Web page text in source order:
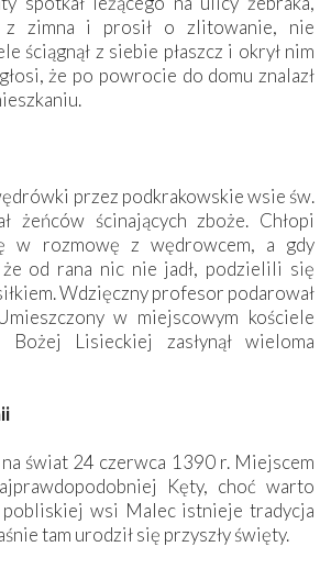
z zimna i prosił o zlitowanie, nie
ściągnął z siebie płaszcz i okrył nim
że po powrocie do domu znalazł
przez podkrakowskie wsie św.
żeńców ścinających zboże. Chłopi
w rozmowę z wędrowcem, a gdy
od rana nic nie jadł, podzielili się
Wdzięczny profesor podarował
w miejscowym kościele
Lisieckiej zasłynął wieloma
na świat 24 czerwca 1390 r. Miejscem
Kęty, choć warto
wsi Malec istnieje tradycja
tam urodził się przyszły święty.